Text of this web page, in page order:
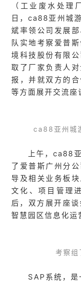
（工业废水处
日，ca88亚州城
斌率领公司发展
队实地考察爱普
境科技股份有限
取了厂家负责人
报，并就双方的
等方面展开交流座
ca88亚州城
上午，ca88
了爱普斯广州分
导及相关业务板
文化、项目管理
后，双方展开座
智慧园区信息化运
考察组
SAP系统，是